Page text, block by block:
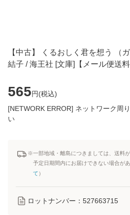
【中古】 くるおしく君を想う （
結子 / 海王社 [文庫]【メール便送料
565円(税込)
[NETWORK ERROR] ネットワーク周
い
※一部地域・離島につきましては、送料
予定日期間内にお届けできない場合が
て ）
ロットナンバー： 527663715